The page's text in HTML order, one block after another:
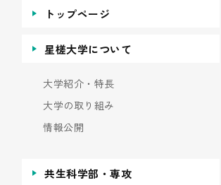
トップページ
星槎大学について
大学紹介・特長
大学の取り組み
情報公開
共生科学部・専攻